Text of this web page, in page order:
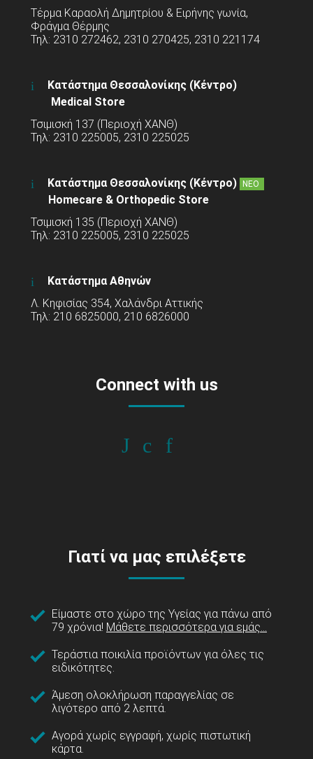
Τέρμα Καραολή Δημητρίου & Ειρήνης γωνία,
Φράγμα Θέρμης
Τηλ: 2310 272462, 2310 270425, 2310 221174
Κατάστημα Θεσσαλονίκης (Κέντρο)
Medical Store
Τσιμισκή 137 (Περιοχή ΧΑΝΘ)
Τηλ: 2310 225005, 2310 225025
Κατάστημα Θεσσαλονίκης (Κέντρο) ΝΕΟ
Homecare & Orthopedic Store
Τσιμισκή 135 (Περιοχή ΧΑΝΘ)
Τηλ: 2310 225005, 2310 225025
Κατάστημα Αθηνών
Λ. Κηφισίας 354, Χαλάνδρι Αττικής
Τηλ: 210 6825000, 210 6826000
Connect with us
Γιατί να μας επιλέξετε
Είμαστε στο χώρο της Υγείας για πάνω από
79 χρόνια! Μάθετε περισσότερα για εμάς...
Τεράστια ποικιλία προϊόντων για όλες τις
ειδικότητες.
Άμεση ολοκλήρωση παραγγελίας σε
λιγότερο από 2 λεπτά.
Αγορά χωρίς εγγραφή, χωρίς πιστωτική
κάρτα.